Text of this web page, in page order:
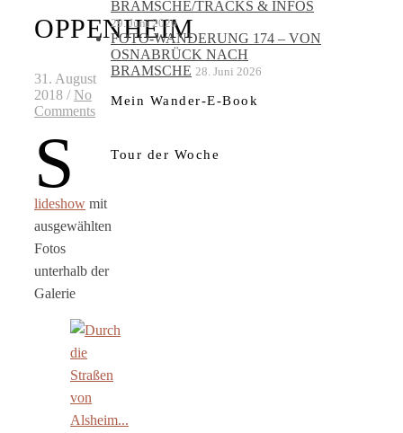
OPPENHEIM
31. August
2018 / No
Comments
S
lideshow mit
ausgewählten
Fotos
unterhalb der
Galerie
BRAMSCHE/TRACKS & INFOS
29. Juni 2026
FOTO-WANDERUNG 174 – VON
OSNABRÜCK NACH
BRAMSCHE 28. Juni 2026
Mein Wander-E-Book
Tour der Woche